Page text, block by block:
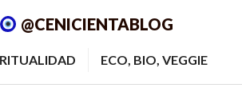
@CENICIENTABLOG
ECO, BIO, VEGGIE